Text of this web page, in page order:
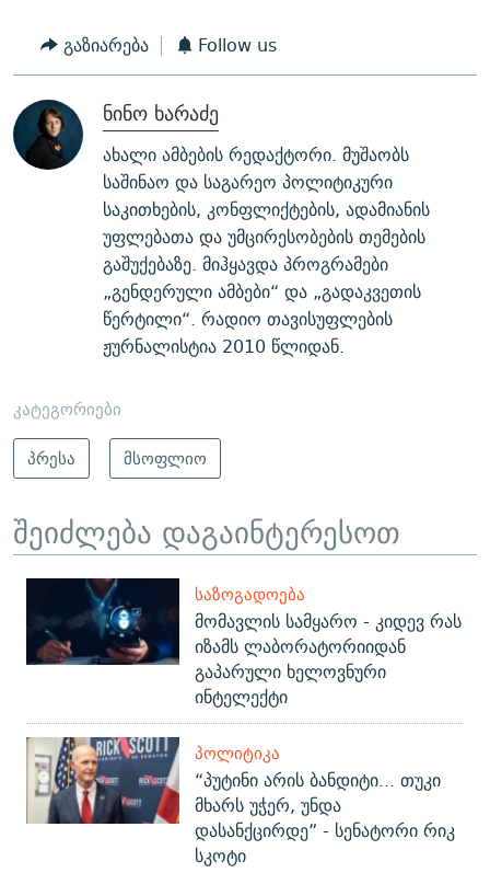
გაზიარება Follow us
ნინო ხარაძე
ახალი ამბების რედაქტორი. მუშაობს
საშინაო და საგარეო პოლიტიკური
საკითხების, კონფლიქტების, ადამიანის
უფლებათა და უმცირესობების თემების
გაშუქებაზე. მიჰყავდა პროგრამები
„გენდერული ამბები“ და „გადაკვეთის
წერტილი“. რადიო თავისუფლების
ჟურნალისტია 2010 წლიდან.
კატეგორიები
პრესა
მსოფლიო
შეიძლება დაგაინტერესოთ
ᲡᲐᲖᲝᲒᲐᲓᲝᲔᲑᲐ
მომავლის სამყარო - კიდევ რას
იზამს ლაბორატორიიდან
გაპარული ხელოვნური
ინტელექტი
ᲞᲝᲚᲘᲢᲘᲙᲐ
“პუტინი არის ბანდიტი... თუკი
მხარს უჭერ, უნდა
დასანქცირდე” - სენატორი რიკ
სკოტი